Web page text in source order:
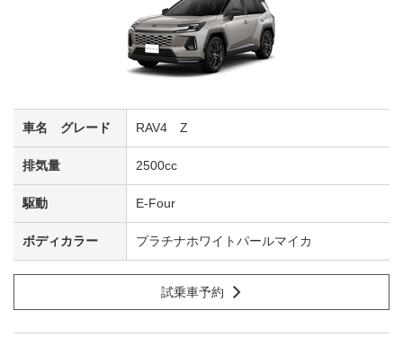
RAV4 Z
2500cc
E-Four
プラチナホワイトパールマイカ
試乗車予約